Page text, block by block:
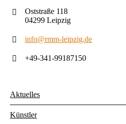
Oststraße 118
04299 Leipzig
info@rmm-leipzig.de
+49-341-99187150
Aktuelles
Künstler